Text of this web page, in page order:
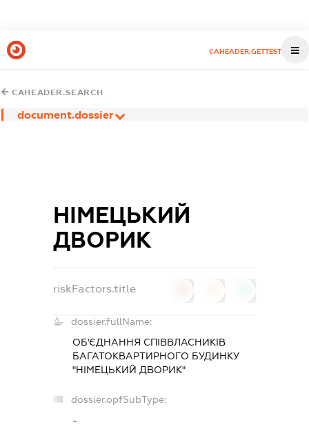
CAHEADER.GETTEST
CAHEADER.SEARCH
document.dossier
НІМЕЦЬКИЙ
ДВОРИК
riskFactors.title
dossier.fullName:
ОБ'ЄДНАННЯ СПІВВЛАСНИКІВ
БАГАТОКВАРТИРНОГО БУДИНКУ
"НІМЕЦЬКИЙ ДВОРИК"
dossier.opfSubType:
-